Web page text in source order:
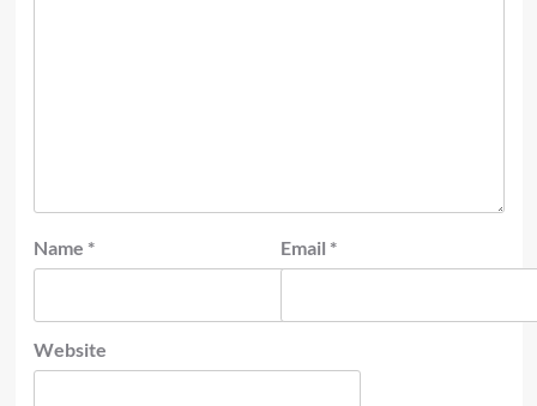
Name * Email *
Website